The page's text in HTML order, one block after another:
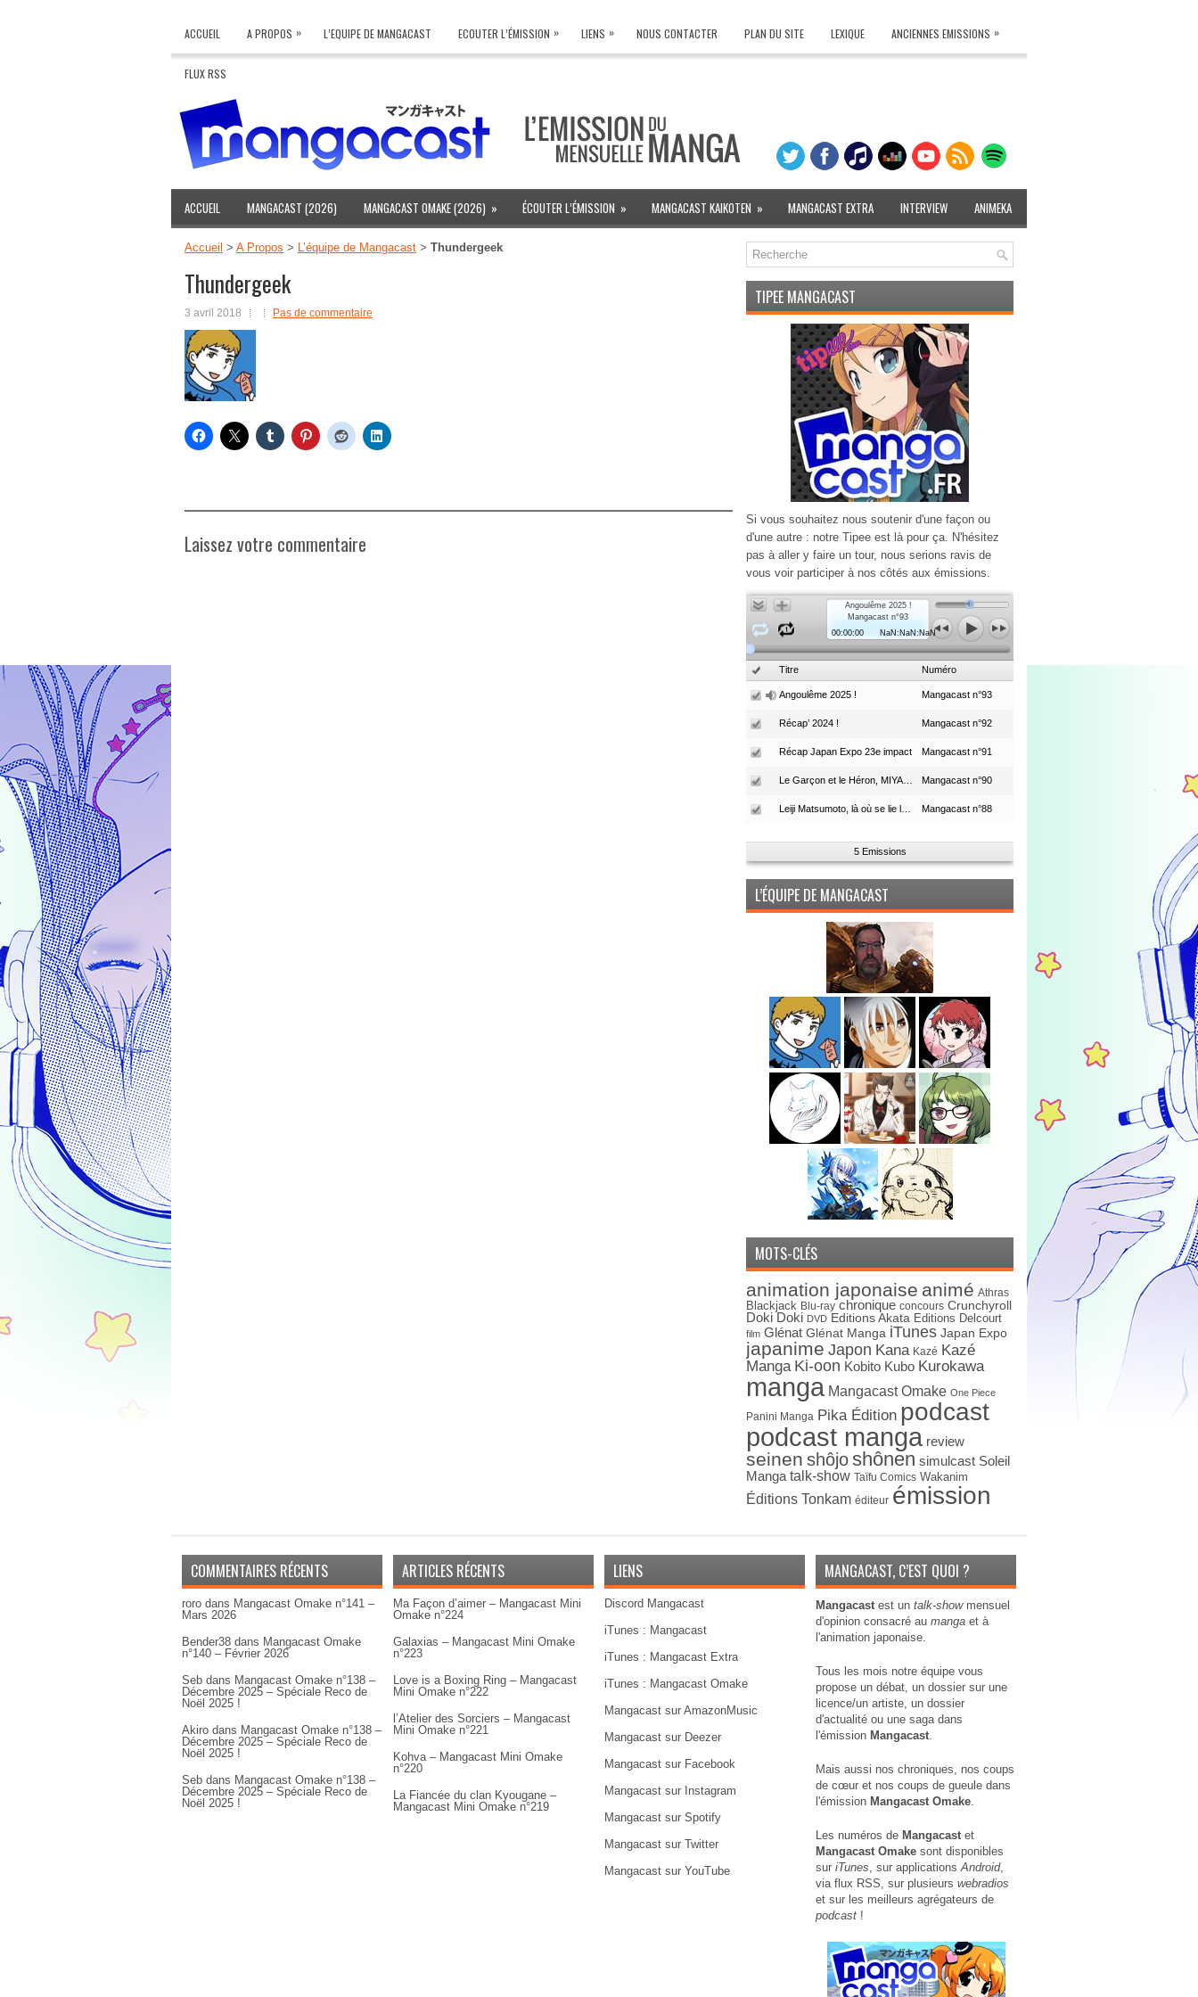
ACCUEIL A PROPOS » L’EQUIPE DE MANGACAST ECOUTER L’ÉMISSION » LIENS » NOUS CONTACTER PLAN DU SITE LEXIQUE ANCIENNES EMISSIONS »
FLUX RSS
ACCUEIL MANGACAST (2026) MANGACAST OMAKE (2026) » ÉCOUTER L’ÉMISSION » MANGACAST KAIKOTEN » MANGACAST EXTRA INTERVIEW ANIMEKA
Accueil > A Propos > L’équipe de Mangacast > Thundergeek
Thundergeek
3 avril 2018 Pas de commentaire
Laissez votre commentaire
TIPEE MANGACAST
Si vous souhaitez nous soutenir d'une façon ou
d'une autre : notre Tipee est là pour ça. N'hésitez
pas à aller y faire un tour, nous serions ravis de
vous voir participer à nos côtés aux émissions.
Angoulême 2025 !
Mangacast n°93
00:00:00
NaN:NaN:NaN
Titre Numéro
Angoulême 2025 ! Mangacast n°93
Récap’ 2024 ! Mangacast n°92
Récap Japan Expo 23e impact Mangacast n°91
Mangacast n°90
Mangacast n°88
5 Emissions
L’ÉQUIPE DE MANGACAST
MOTS-CLÉS
animation japonaise animé Athras
Blackjack Blu-ray chronique concours Crunchyroll
Doki Doki DVD Editions Akata Editions Delcourt
film Glénat Glénat Manga iTunes Japan Expo
japanime Japon Kana Kazé Kazé
Manga Ki-oon Kobito Kubo Kurokawa
manga Mangacast Omake One Piece
Panini Manga Pika Édition podcast
podcast manga review
seinen shôjoshônen simulcast Soleil
Manga talk-show Taïfu Comics Wakanim
Éditions Tonkam éditeur émission
COMMENTAIRES RÉCENTS
roro dans Mangacast Omake n°141 –
Mars 2026
Bender38 dans Mangacast Omake
n°140 – Février 2026
Seb dans Mangacast Omake n°138 –
Décembre 2025 – Spéciale Reco de
Noël 2025 !
Akiro dans Mangacast Omake n°138 –
Décembre 2025 – Spéciale Reco de
Noël 2025 !
Seb dans Mangacast Omake n°138 –
Décembre 2025 – Spéciale Reco de
Noël 2025 !
ARTICLES RÉCENTS
Ma Façon d’aimer – Mangacast Mini
Omake n°224
Galaxias – Mangacast Mini Omake
n°223
Love is a Boxing Ring – Mangacast
Mini Omake n°222
l’Atelier des Sorciers – Mangacast
Mini Omake n°221
Kohva – Mangacast Mini Omake
n°220
La Fiancée du clan Kyougane –
Mangacast Mini Omake n°219
LIENS
Discord Mangacast
iTunes : Mangacast
iTunes : Mangacast Extra
iTunes : Mangacast Omake
Mangacast sur AmazonMusic
Mangacast sur Deezer
Mangacast sur Facebook
Mangacast sur Instagram
Mangacast sur Spotify
Mangacast sur Twitter
Mangacast sur YouTube
MANGACAST, C’EST QUOI ?
Mangacastest un talk-showmensuel
d'opinion consacré au manga et à
l'animation japonaise.
Tous les mois notre équipe vous
propose un débat, un dossier sur une
licence/un artiste, un dossier
d'actualité ou une saga dans
l'émission Mangacast.
Mais aussi nos chroniques, nos coups
de cœur et nos coups de gueule dans
l'émission Mangacast Omake.
Les numéros de Mangacastet
Mangacast Omake sont disponibles
sur iTunes, sur applicationsAndroid,
via flux RSS, sur plusieurs webradios
et sur les meilleurs agrégateurs de
podcast !